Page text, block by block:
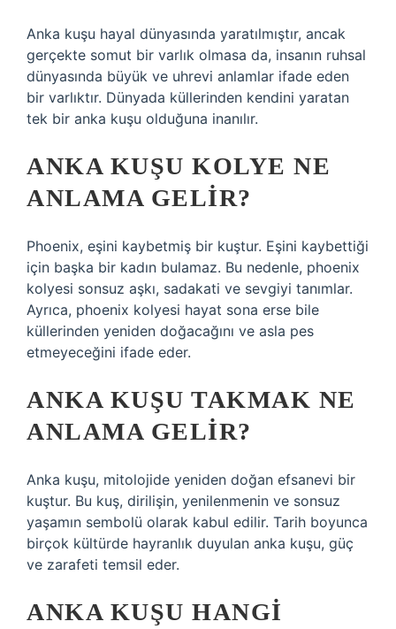
Anka kuşu hayal dünyasında yaratılmıştır, ancak
gerçekte somut bir varlık olmasa da, insanın ruhsal
dünyasında büyük ve uhrevi anlamlar ifade eden
bir varlıktır. Dünyada küllerinden kendini yaratan
tek bir anka kuşu olduğuna inanılır.
ANKA KUŞU KOLYE NE
ANLAMA GELIR?
Phoenix, eşini kaybetmiş bir kuştur. Eşini kaybettiği
için başka bir kadın bulamaz. Bu nedenle, phoenix
kolyesi sonsuz aşkı, sadakati ve sevgiyi tanımlar.
Ayrıca, phoenix kolyesi hayat sona erse bile
küllerinden yeniden doğacağını ve asla pes
etmeyeceğini ifade eder.
ANKA KUŞU TAKMAK NE
ANLAMA GELIR?
Anka kuşu, mitolojide yeniden doğan efsanevi bir
kuştur. Bu kuş, dirilişin, yenilenmenin ve sonsuz
yaşamın sembolü olarak kabul edilir. Tarih boyunca
birçok kültürde hayranlık duyulan anka kuşu, güç
ve zarafeti temsil eder.
ANKA KUŞU HANGI